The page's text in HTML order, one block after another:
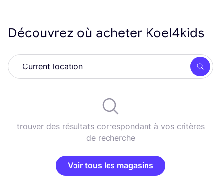
Découvrez où acheter Koel4kids
trouver des résultats correspondant à vos critères
de recherche
Voir tous les magasins